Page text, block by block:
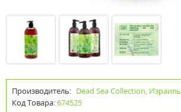
Производитель: Dead Sea Collection, Израиль
Код Товара:674525